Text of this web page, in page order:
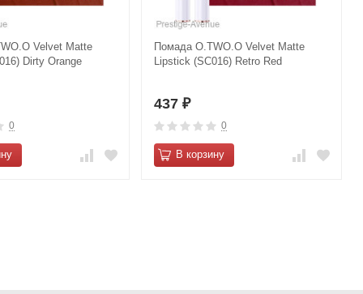
Velvet Matte
Dirty Orange
0
Помада O.TWO.O Velvet Matte
Lipstick (SC016) Retro Red
437 ₽
0
В корзину